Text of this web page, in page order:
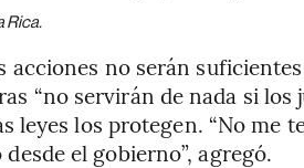
Rica.
acciones no serán suficientes
“no servirán de nada si los
leyes los protegen. “No me
el gobierno”, agregó.